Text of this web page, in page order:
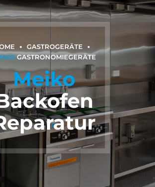
GASTROGERÄTE
GASTRONOMIEGERÄTE
Meiko